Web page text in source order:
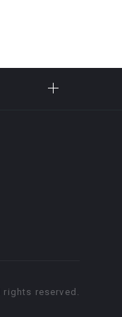
reserved.